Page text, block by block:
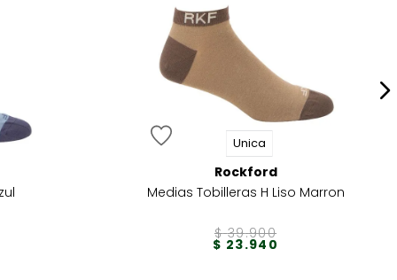
Unica
Rockford
Medias Tobilleras H Liso Marron
$ 39.900
$ 23.940